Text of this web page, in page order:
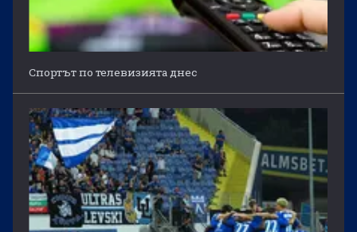
Спортът по телевизията днес